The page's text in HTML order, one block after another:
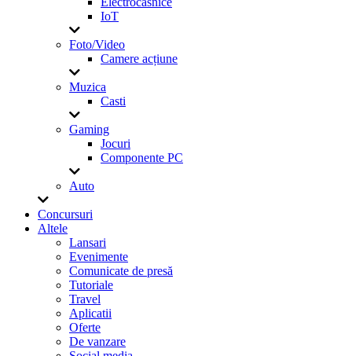
IoT
Foto/Video
Camere acțiune
Muzica
Casti
Gaming
Jocuri
Componente PC
Auto
Concursuri
Altele
Lansari
Evenimente
Comunicate de presă
Tutoriale
Travel
Aplicatii
Oferte
De vanzare